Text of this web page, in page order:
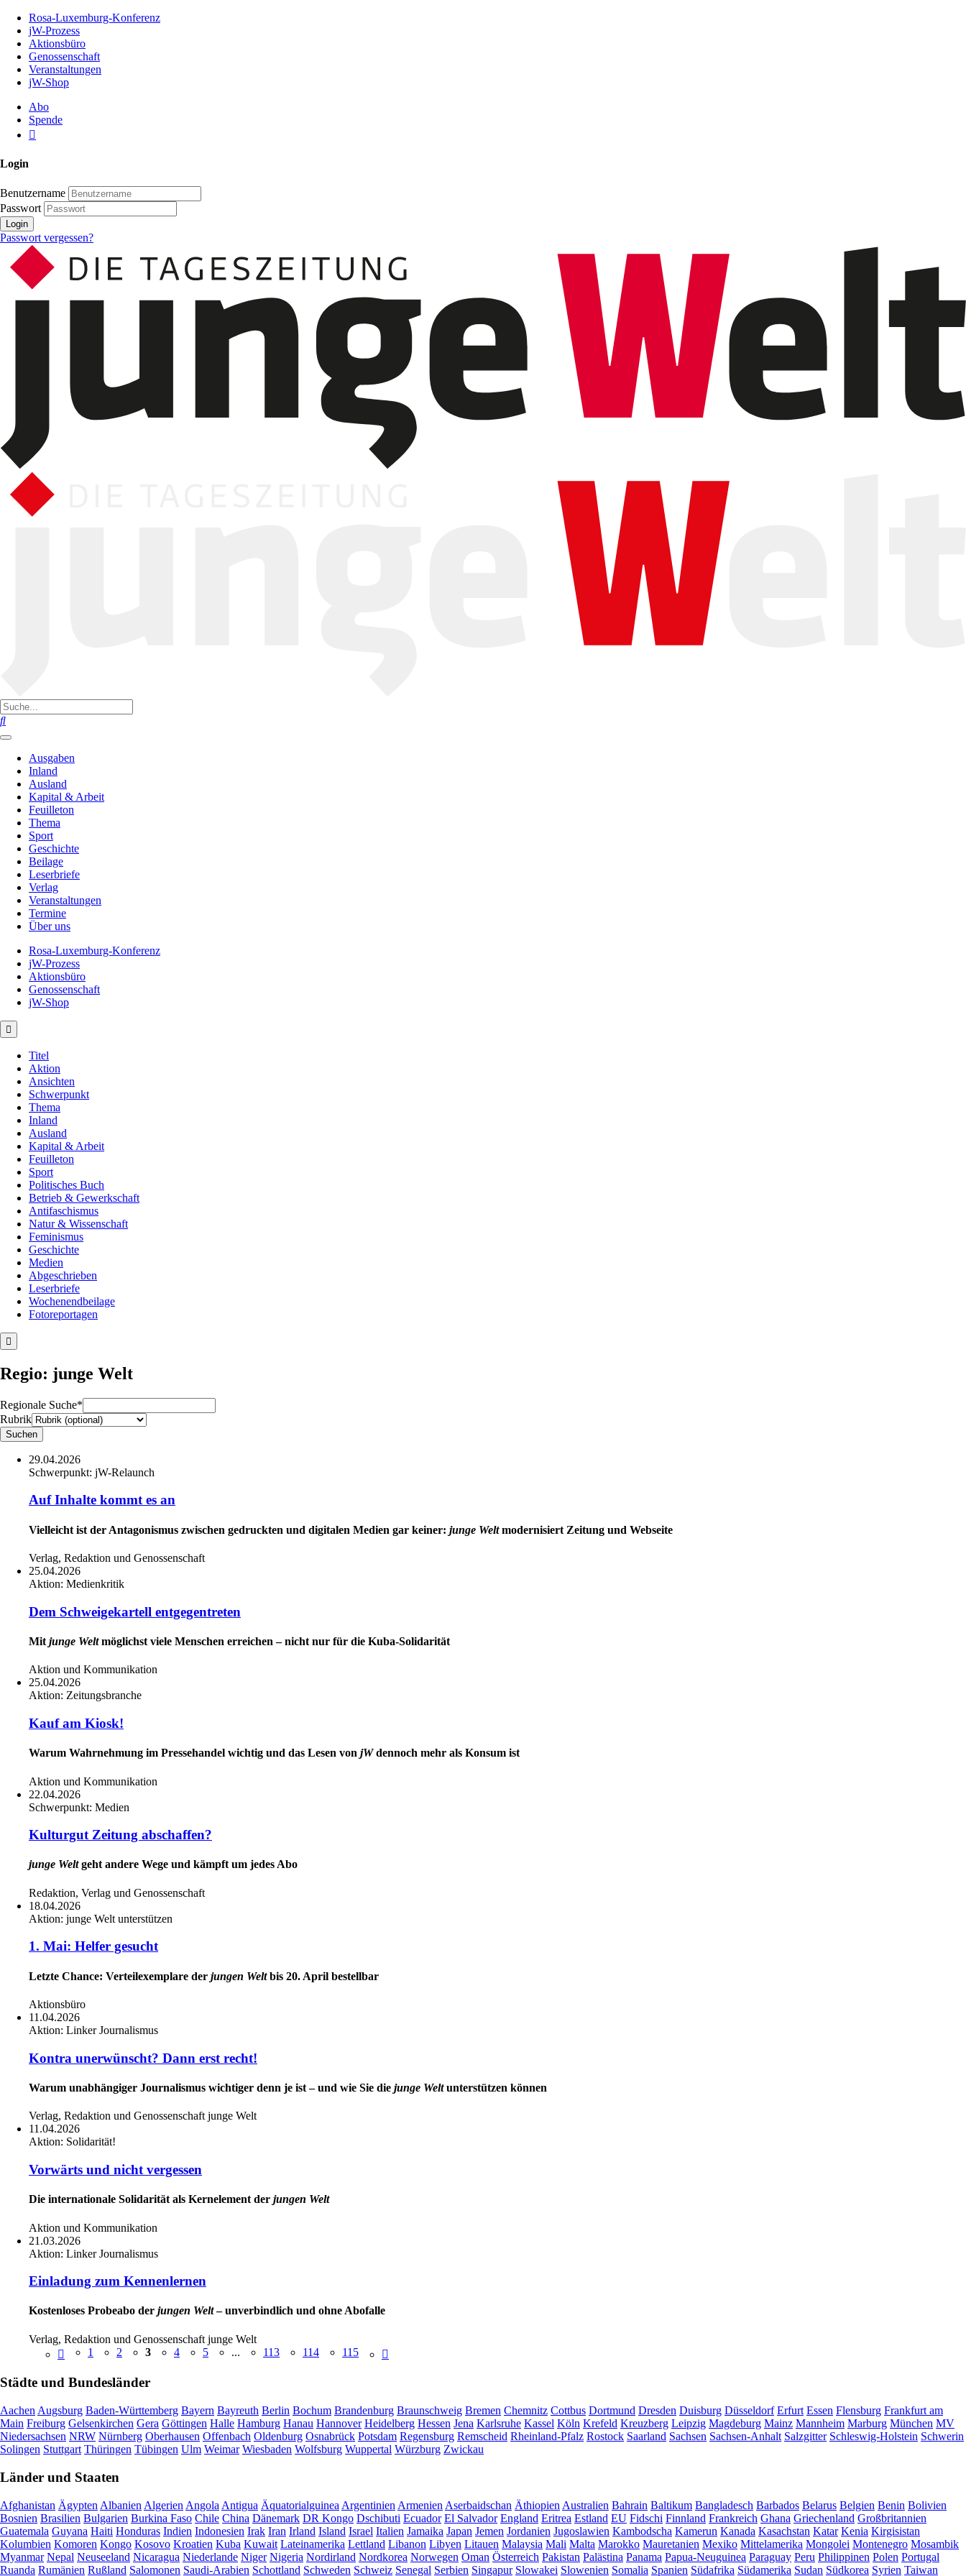
Inhalt
Seite
Rosa-Luxemburg-Konferenz
jW-Prozess
Aktionsbüro
Genossenschaft
Veranstaltungen
jW-Shop
Abo
Spende
Login
Benutzername
Passwort
Login
Passwort vergessen?
Ausgaben
Inland
Ausland
Kapital & Arbeit
Feuilleton
Thema
Sport
Geschichte
Beilage
Leserbriefe
Verlag
Veranstaltungen
Termine
Über uns
Rosa-Luxemburg-Konferenz
jW-Prozess
Aktionsbüro
Genossenschaft
jW-Shop
Titel
Aktion
Ansichten
Schwerpunkt
Thema
Inland
Ausland
Kapital & Arbeit
Feuilleton
Sport
Politisches Buch
Betrieb & Gewerkschaft
Antifaschismus
Natur & Wissenschaft
Feminismus
Geschichte
Medien
Abgeschrieben
Leserbriefe
Wochenendbeilage
Fotoreportagen
Regio: junge Welt
Regionale Suche*
Rubrik
29.04.2026
Schwerpunkt: jW-Relaunch
Auf Inhalte kommt es an
Vielleicht ist der Antagonismus zwischen gedruckten und digitalen Medien gar keiner: junge Weltmodernisiert Zeitung und Webseite
Verlag, Redaktion und Genossenschaft
25.04.2026
Aktion: Medienkritik
Dem Schweigekartell entgegentreten
Mit junge Weltmöglichst viele Menschen erreichen – nicht nur für die Kuba-Solidarität
Aktion und Kommunikation
25.04.2026
Aktion: Zeitungsbranche
Kauf am Kiosk!
Warum Wahrnehmung im Pressehandel wichtig und das Lesen von jWdennoch mehr als Konsum ist
Aktion und Kommunikation
22.04.2026
Schwerpunkt: Medien
Kulturgut Zeitung abschaffen?
junge Weltgeht andere Wege und kämpft um jedes Abo
Redaktion, Verlag und Genossenschaft
18.04.2026
Aktion: junge Welt unterstützen
1. Mai: Helfer gesucht
Letzte Chance: Verteilexemplare der jungen Weltbis 20. April bestellbar
Aktionsbüro
11.04.2026
Aktion: Linker Journalismus
Kontra unerwünscht? Dann erst recht!
Warum unabhängiger Journalismus wichtiger denn je ist – und wie Sie die junge Weltunterstützen können
Verlag, Redaktion und Genossenschaft junge Welt
11.04.2026
Aktion: Solidarität!
Vorwärts und nicht vergessen
Die internationale Solidarität als Kernelement der jungen Welt
Aktion und Kommunikation
21.03.2026
Aktion: Linker Journalismus
Einladung zum Kennenlernen
Kostenloses Probeabo der jungen Welt– unverbindlich und ohne Abofalle
Verlag, Redaktion und Genossenschaft junge Welt
1
2 3 4 5 ... 113 114 115
Städte und Bundesländer
Aachen Augsburg Baden-Württemberg Bayern Bayreuth Berlin Bochum Brandenburg Braunschweig Bremen Chemnitz Cottbus Dortmund Dresden Duisburg Düsseldorf Erfurt Essen Flensburg Frankfurt am
Main Freiburg Gelsenkirchen Gera Göttingen Halle Hamburg Hanau Hannover Heidelberg Hessen Jena Karlsruhe Kassel Köln Krefeld Kreuzberg Leipzig Magdeburg Mainz Mannheim Marburg München MV
Niedersachsen NRW Nürnberg Oberhausen Offenbach Oldenburg Osnabrück Potsdam Regensburg Remscheid Rheinland-Pfalz Rostock Saarland Sachsen Sachsen-Anhalt Salzgitter Schleswig-Holstein Schwerin
Solingen Stuttgart Thüringen Tübingen Ulm Weimar Wiesbaden Wolfsburg Wuppertal Würzburg Zwickau
Länder und Staaten
Afghanistan Ägypten Albanien Algerien Angola Antigua Äquatorialguinea Argentinien Armenien Aserbaidschan Äthiopien Australien Bahrain Baltikum Bangladesch Barbados Belarus Belgien Benin Bolivien
Bosnien Brasilien Bulgarien Burkina Faso Chile China Dänemark DR Kongo Dschibuti Ecuador El Salvador England Eritrea Estland EU Fidschi Finnland Frankreich Ghana Griechenland Großbritannien
Guatemala Guyana Haiti Honduras Indien Indonesien Irak Iran Irland Island Israel Italien Jamaika Japan Jemen Jordanien Jugoslawien Kambodscha Kamerun Kanada Kasachstan Katar Kenia Kirgisistan
Kolumbien Komoren Kongo Kosovo Kroatien Kuba Kuwait Lateinamerika Lettland Libanon Libyen Litauen Malaysia Mali Malta Marokko Mauretanien Mexiko Mittelamerika Mongolei Montenegro Mosambik
Myanmar Nepal Neuseeland Nicaragua Niederlande Niger Nigeria Nordirland Nordkorea Norwegen Oman Österreich Pakistan Palästina Panama Papua-Neuguinea Paraguay Peru Philippinen Polen Portugal
Ruanda Rumänien Rußland Salomonen Saudi-Arabien Schottland Schweden Schweiz Senegal Serbien Singapur Slowakei Slowenien Somalia Spanien Südafrika Südamerika Sudan Südkorea Syrien Taiwan